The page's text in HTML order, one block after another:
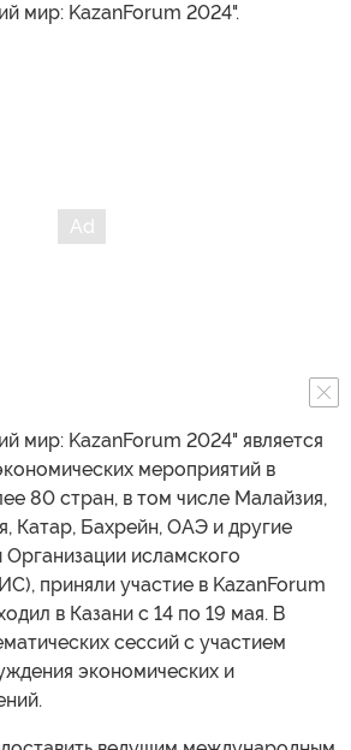
мир: KazanForum 2024".
мир: KazanForum 2024" является
мероприятий в
80 стран, в том числе Малайзия,
Катар, Бахрейн, ОАЭ и другие
Организации исламского
приняли участие в KazanForum
в Казани с 14 по 19 мая. В
сессий с участием
экономических и